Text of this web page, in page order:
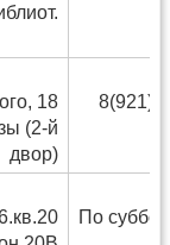
18
(2-й
двор)
По